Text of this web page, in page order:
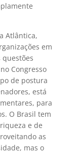
Atlântica,
em
questões
Congresso
de postura
está
para
O Brasil tem
e de
as
mas o